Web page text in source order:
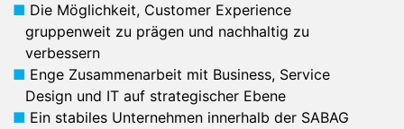
Die Möglichkeit, Customer Experience
gruppenweit zu prägen und nachhaltig zu
verbessern
Enge Zusammenarbeit mit Business, Service
Design und IT auf strategischer Ebene
Ein stabiles Unternehmen innerhalb der SABAG